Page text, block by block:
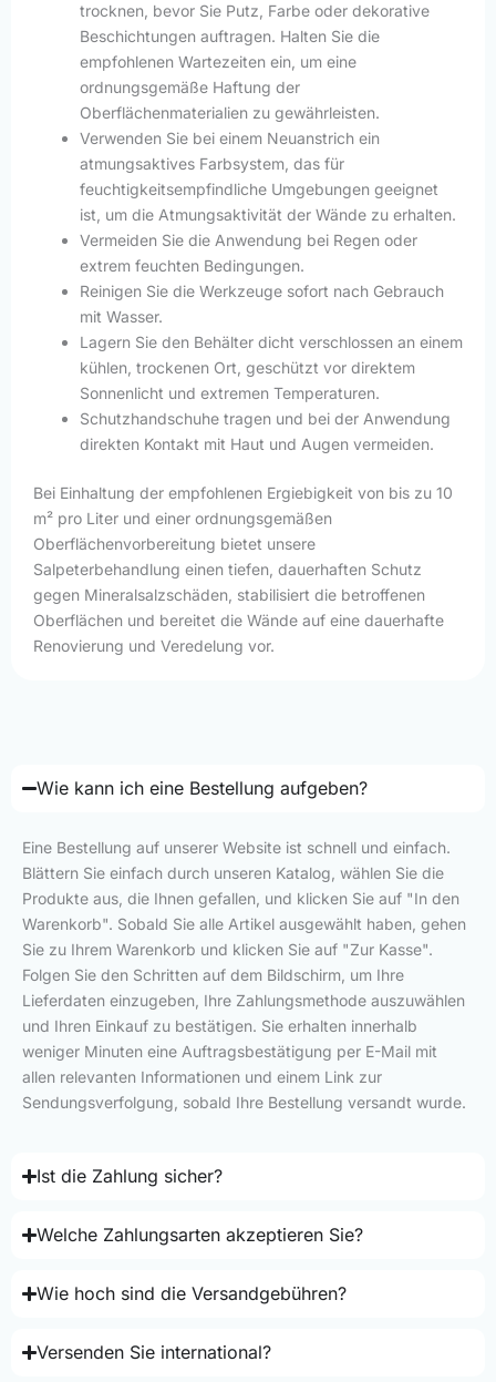
trocknen, bevor Sie Putz, Farbe oder dekorative
Beschichtungen auftragen. Halten Sie die
empfohlenen Wartezeiten ein, um eine
ordnungsgemäße Haftung der
Oberflächenmaterialien zu gewährleisten.
Verwenden Sie bei einem Neuanstrich ein
atmungsaktives Farbsystem, das für
feuchtigkeitsempfindliche Umgebungen geeignet
ist, um die Atmungsaktivität der Wände zu erhalten.
Vermeiden Sie die Anwendung bei Regen oder
extrem feuchten Bedingungen.
Reinigen Sie die Werkzeuge sofort nach Gebrauch
mit Wasser.
Lagern Sie den Behälter dicht verschlossen an einem
kühlen, trockenen Ort, geschützt vor direktem
Sonnenlicht und extremen Temperaturen.
Schutzhandschuhe tragen und bei der Anwendung
direkten Kontakt mit Haut und Augen vermeiden.
Bei Einhaltung der empfohlenen Ergiebigkeit von bis zu 10
m² pro Liter und einer ordnungsgemäßen
Oberflächenvorbereitung bietet unsere
Salpeterbehandlung einen tiefen, dauerhaften Schutz
gegen Mineralsalzschäden, stabilisiert die betroffenen
Oberflächen und bereitet die Wände auf eine dauerhafte
Renovierung und Veredelung vor.
Wie kann ich eine Bestellung aufgeben?
Eine Bestellung auf unserer Website ist schnell und einfach.
Blättern Sie einfach durch unseren Katalog, wählen Sie die
Produkte aus, die Ihnen gefallen, und klicken Sie auf "In den
Warenkorb". Sobald Sie alle Artikel ausgewählt haben, gehen
Sie zu Ihrem Warenkorb und klicken Sie auf "Zur Kasse".
Folgen Sie den Schritten auf dem Bildschirm, um Ihre
Lieferdaten einzugeben, Ihre Zahlungsmethode auszuwählen
und Ihren Einkauf zu bestätigen. Sie erhalten innerhalb
weniger Minuten eine Auftragsbestätigung per E-Mail mit
allen relevanten Informationen und einem Link zur
Sendungsverfolgung, sobald Ihre Bestellung versandt wurde.
Ist die Zahlung sicher?
Welche Zahlungsarten akzeptieren Sie?
Wie hoch sind die Versandgebühren?
Versenden Sie international?